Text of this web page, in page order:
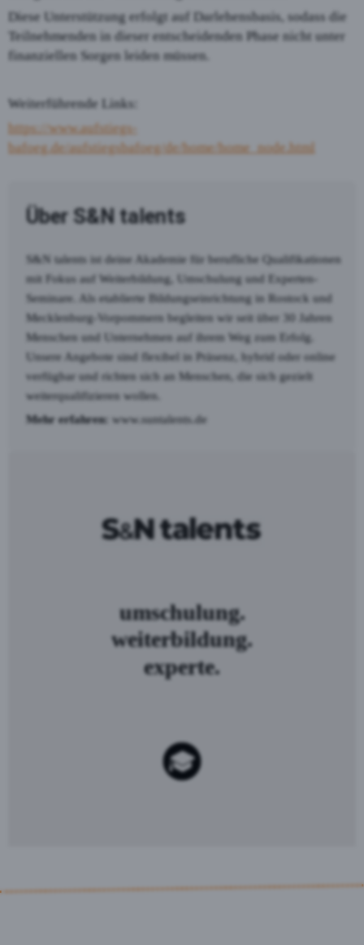
Diese Unterstützung erfolgt auf Darlehensbasis, sodass die
Teilnehmenden in dieser entscheidenden Phase nicht unter
finanziellen Sorgen leiden müssen.
Weiterführende Links:
https://www.aufstiegs-
bafoeg.de/aufstiegsbafoeg/de/home/home_node.html
Über S&N talents
S&N talents ist deine Akademie für berufliche Qualifikationen
mit Fokus auf Weiterbildung, Umschulung und Experten-
Seminare. Als etablierte Bildungseinrichtung in Rostock und
Mecklenburg-Vorpommern begleiten wir seit über 30 Jahren
Menschen und Unternehmen auf ihrem Weg zum Erfolg.
Unsere Angebote sind flexibel in Präsenz, hybrid oder online
verfügbar und richten sich an Menschen, die sich gezielt
weiterqualifizieren wollen.
Mehr erfahren: www.suntalents.de
umschulung.
weiterbildung.
experte.